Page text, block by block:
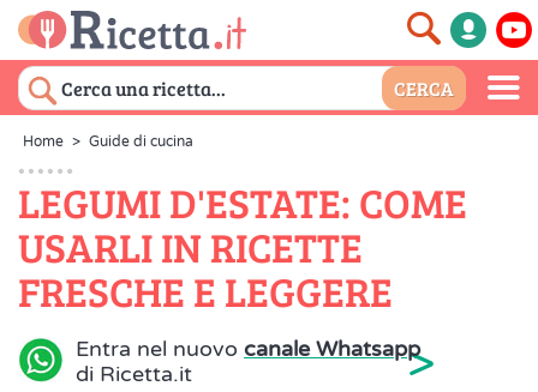
Home > Guide di cucina
LEGUMI D'ESTATE: COME
USARLI IN RICETTE
FRESCHE E LEGGERE
Entra nel nuovo canale Whatsapp
di Ricetta.it
>